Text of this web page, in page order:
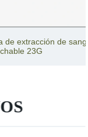
estéril